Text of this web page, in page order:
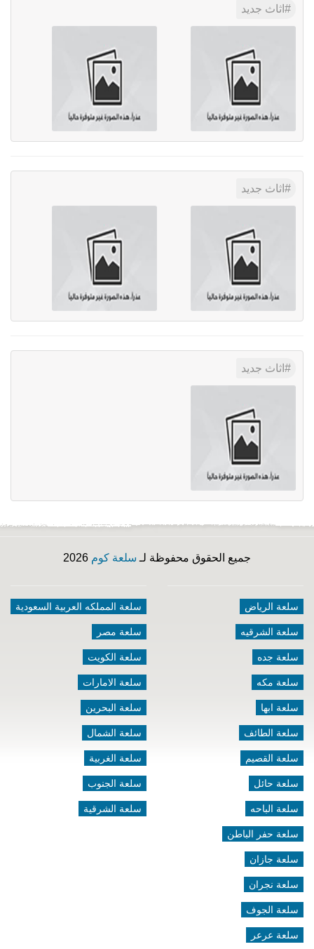
اثاث جديد
اثاث جديد
اثاث جديد
جميع الحقوق محفوظة لـ سلعة كوم
سلعة الرياض
سلعة الشرقيه
سلعة جده
سلعة مكه
سلعة ابها
سلعة الطائف
سلعة القصيم
سلعة حائل
سلعة الباحه
سلعة حفر الباطن
سلعة جازان
سلعة نجران
سلعة الجوف
سلعة عرعر
سلعة المملكه العربية السعودية
سلعة مصر
سلعة الكويت
سلعة الامارات
سلعة البحرين
سلعة الشمال
سلعة الغربية
سلعة الجنوب
سلعة الشرقية